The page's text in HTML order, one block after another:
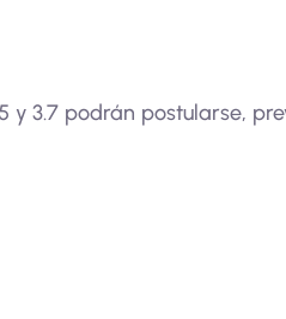
y 3.7 podrán postularse,